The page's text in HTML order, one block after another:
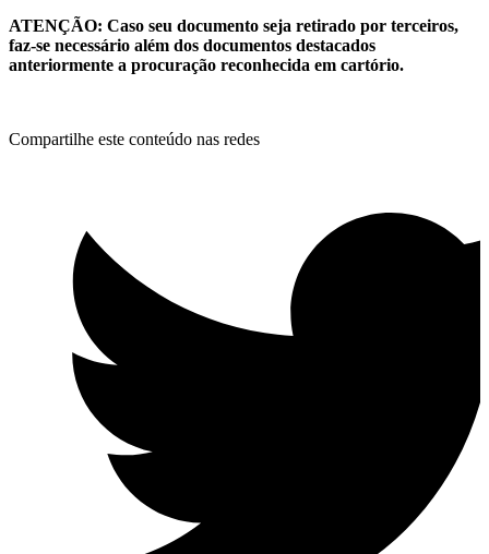
ATENÇÃO: Caso seu documento seja retirado por terceiros,
faz-se necessário além dos documentos destacados
anteriormente a procuração reconhecida em cartório.
Compartilhe este conteúdo nas redes